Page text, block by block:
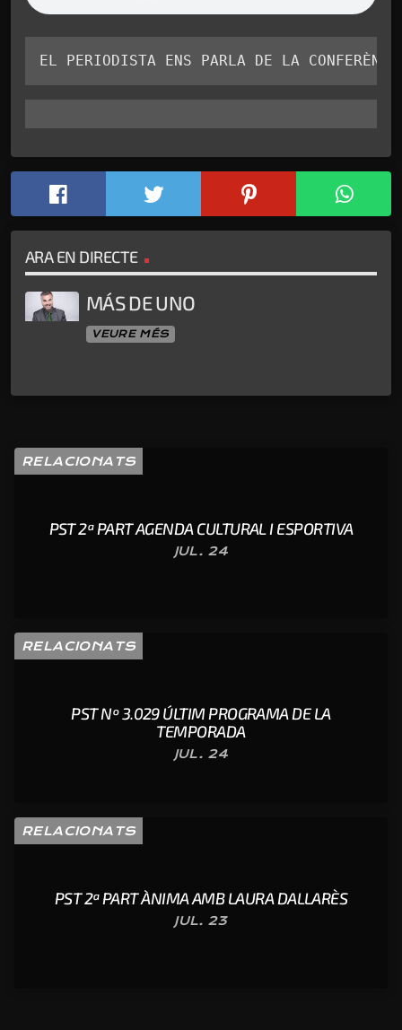
EL PERIODISTA ENS PARLA DE LA
ARA EN DIRECTE
MÁS DE UNO
VEURE MÉS
RELACIONATS
PST 2ª PART AGENDA CULTURAL I ESPORTIVA
JUL. 24
RELACIONATS
PST Nº 3.029 ÚLTIM PROGRAMA DE LA
TEMPORADA
JUL. 24
RELACIONATS
PST 2ª PART ÀNIMA AMB LAURA DALLARÈS
JUL. 23